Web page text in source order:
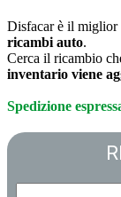
Disfacar è il miglior
ricambi auto.
Cerca il ricambio
inventario viene
Spedizione